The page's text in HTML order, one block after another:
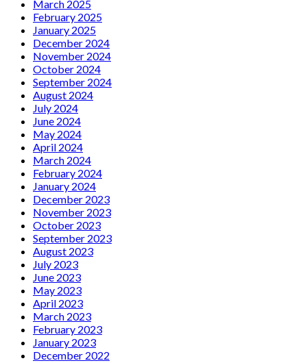
March 2025
February 2025
January 2025
December 2024
November 2024
October 2024
September 2024
August 2024
July 2024
June 2024
May 2024
April 2024
March 2024
February 2024
January 2024
December 2023
November 2023
October 2023
September 2023
August 2023
July 2023
June 2023
May 2023
April 2023
March 2023
February 2023
January 2023
December 2022